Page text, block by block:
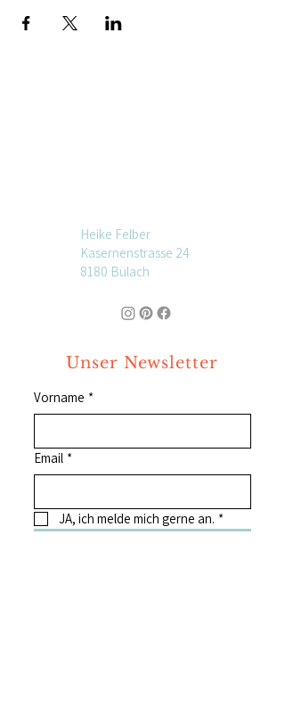
Heike Felber
Kasernenstrasse 24
8180 Bülach
Unser Newsletter
Vorname *
Email *
JA, ich melde mich gerne an. *